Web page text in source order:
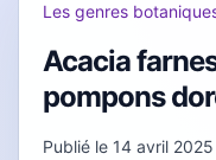
Les genres
Acacia
pompons
Publié le 14 avril 2025